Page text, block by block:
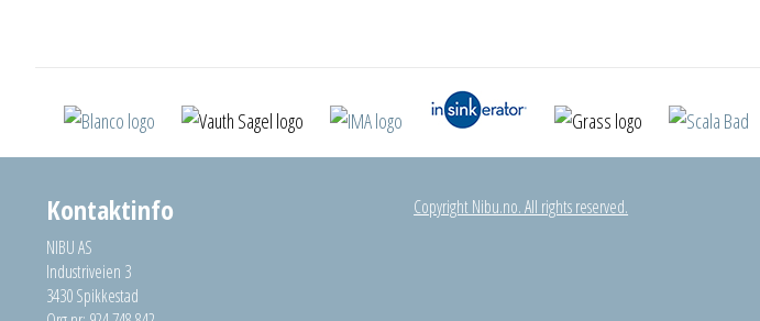
Kontaktinfo
NIBU AS
Industriveien 3
3430 Spikkestad
Copyright Nibu.no. All rights reserved.